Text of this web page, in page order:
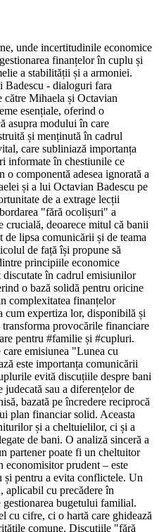
unde incertitudinile economice
finanțelor în cuplu și
a stabilității și a armoniei.
Badescu - dialoguri fara
Mihaela și Octavian
esențiale, oferind o
asupra modului în care
și menținută în cadrul
care subliniază importanța
informate în chestiunile ce
componentă adesea ignorată a
și a lui Octavian Badescu pe
de a extrage lecții
"fără ocolișuri" a
crucială, deoarece mitul că banii
de lipsa comunicării și de teama
de față își propune să
principiile economice
în cadrul emisiunilor
o bază solidă pentru oricine
complexitatea finanțelor
cum expertiza lor, disponibilă și
provocările financiare
pentru #familie și #cupluri.
emisiunea "Lunea cu
este importanța comunicării
evită discuțiile despre bani
sau a diferențelor de
bazată pe încredere reciprocă
plan financiar solid. Aceasta
și a cheltuielilor, ci și a
de bani. O analiză sinceră a
partener poate fi un cheltuitor
economisitor prudent – este
și pentru a evita conflictele. Un
aplicabil cu precădere în
bugetului familial.
cu cifre, ci o hartă care ghidează
comune. Discuțiile "fără